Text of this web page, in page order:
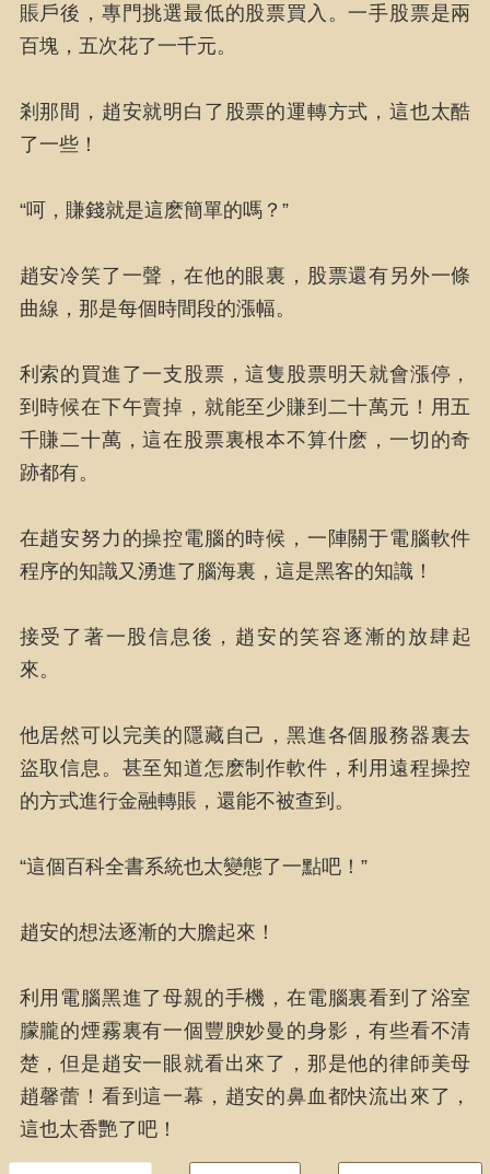
賬戶後，專門挑選最低的股票買入。一手股票是兩
百塊，五次花了一千元。
剎那間，趙安就明白了股票的運轉方式，這也太酷
了一些！
“呵，賺錢就是這麽簡單的嗎？”
趙安冷笑了一聲，在他的眼裏，股票還有另外一條
曲線，那是每個時間段的漲幅。
利索的買進了一支股票，這隻股票明天就會漲停，
到時候在下午賣掉，就能至少賺到二十萬元！用五
千賺二十萬，這在股票裏根本不算什麽，一切的奇
跡都有。
在趙安努力的操控電腦的時候，一陣關于電腦軟件
程序的知識又湧進了腦海裏，這是黑客的知識！
接受了著一股信息後，趙安的笑容逐漸的放肆起
來。
他居然可以完美的隱藏自己，黑進各個服務器裏去
盜取信息。甚至知道怎麽制作軟件，利用遠程操控
的方式進行金融轉賬，還能不被查到。
“這個百科全書系統也太變態了一點吧！”
趙安的想法逐漸的大膽起來！
利用電腦黑進了母親的手機，在電腦裏看到了浴室
朦朧的煙霧裏有一個豐腴妙曼的身影，有些看不清
楚，但是趙安一眼就看出來了，那是他的律師美母
趙馨蕾！看到這一幕，趙安的鼻血都快流出來了，
這也太香艷了吧！